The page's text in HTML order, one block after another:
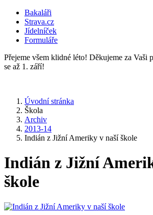
Bakaláři
Strava.cz
Jídelníček
Formuláře
Přejeme všem klidné léto! Děkujeme za Vaši
se až 1. září!
Úvodní stránka
Škola
Archiv
2013-14
Indián z Jižní Ameriky v naší škole
Indián z Jižní
škole